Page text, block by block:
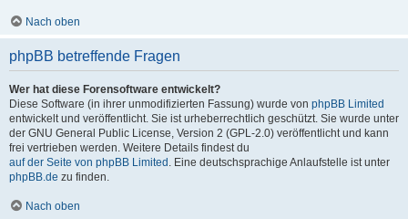
Nach oben
phpBB betreffende Fragen
Wer hat diese Forensoftware entwickelt?
Diese Software (in ihrer unmodifizierten Fassung) wurde von phpBB Limited
entwickelt und veröffentlicht. Sie ist urheberrechtlich geschützt. Sie wurde unter
der GNU General Public License, Version 2 (GPL-2.0) veröffentlicht und kann
frei vertrieben werden. Weitere Details findest du
auf der Seite von phpBB Limited . Eine deutschsprachige Anlaufstelle ist unter
phpBB.de zu finden.
Nach oben